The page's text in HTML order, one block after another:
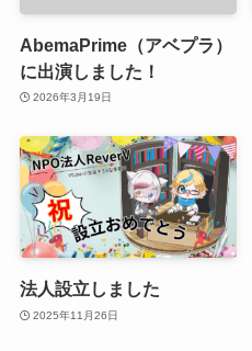
AbemaPrime（アベプラ）
に出演しました！
2026年3月19日
法人設立しました
2025年11月26日